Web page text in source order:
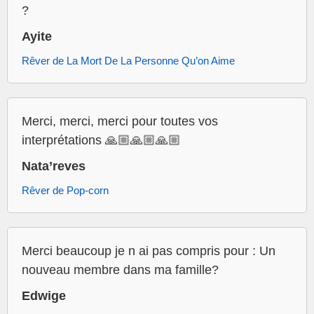
?
Ayite
Rêver de La Mort De La Personne Qu’on Aime
Merci, merci, merci pour toutes vos
interprétations 🙏🏼🙏🏼🙏🏼
Nata’reves
Rêver de Pop-corn
Merci beaucoup je n ai pas compris pour : Un
nouveau membre dans ma famille?
Edwige